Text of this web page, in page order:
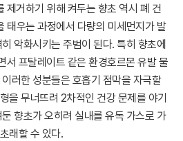
제거하기 위해 켜두는 향초 역시 폐 건
태우는 과정에서 다량의 미세먼지가 발
악화시키는 주범이 된다. 특히 향초에
서 프탈레이트 같은 환경호르몬 유발 물
러한 성분들은 호흡기 점막을 자극할
을 무너뜨려 2차적인 건강 문제를 야기
향초가 오히려 실내를 유독 가스로 가
래할 수 있다.